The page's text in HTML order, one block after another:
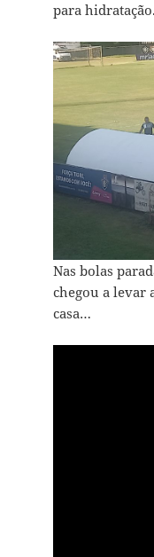
para hidrataç`ão.
Nas bolas
chegou a levar
casa…